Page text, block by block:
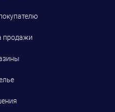
продажи